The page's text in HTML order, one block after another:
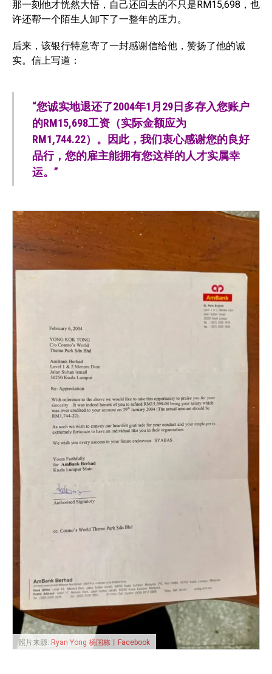
那一刻他才恍然大悟，自己还回去的不只是RM15,698，也
许还帮一个陌生人卸下了一整年的压力。
后来，该银行特意寄了一封感谢信给他，赞扬了他的诚
实。信上写道：
“您诚实地退还了2004年1月29日多存入您账户
的RM15,698工资（实际金额应为
RM1,744.22）。因此，我们衷心感谢您的良好
品行，您的雇主能拥有您这样的人才实属幸
运。”
照片来源: Ryan Yong 杨国栋丨Facebook